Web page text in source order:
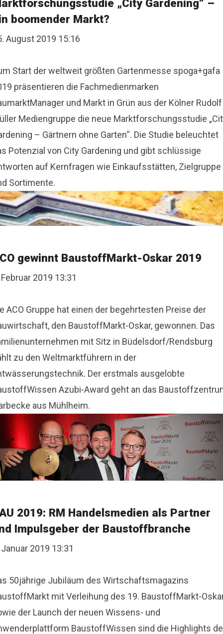
„City Gardening“ –
boomender Markt?
August 2019 15:16
Start der weltweit größten Gartenmesse spoga+gafa
präsentieren die Fachmedienmarken
und Markt in Grün aus der Kölner Rudolf
Mediengruppe die neue Marktforschungsstudie
– Gärtnern ohne Garten“. Die Studie beleuchtet
Potenzial von City Gardening und gibt schlüssige
auf Kernfragen wie Einkaufsstätten, Zielgruppe
Sortimente.
gewinnt BaustoffMarkt-Oskar 2019
2019 13:31
ACO Gruppe hat einen der begehrtesten Preise der
den BaustoffMarkt-Oskar, gewonnen. Das
mit Sitz in Büdelsdorf/Rendsburg
zu den Weltmarktführern in der
Der erstmals ausgelobte
Azubi-Award geht an das
aus Mühlheim.
2019: RM Handelsmedien als Partner
Impulsgeber der Baustoffbranche
2019 13:31
50jährige Jubiläum des Wirtschaftsmagazins
mit Verleihung des 19. BaustoffMarkt-
der Launch der neuen Wissens- und
BaustoffWissen sind die Highlights